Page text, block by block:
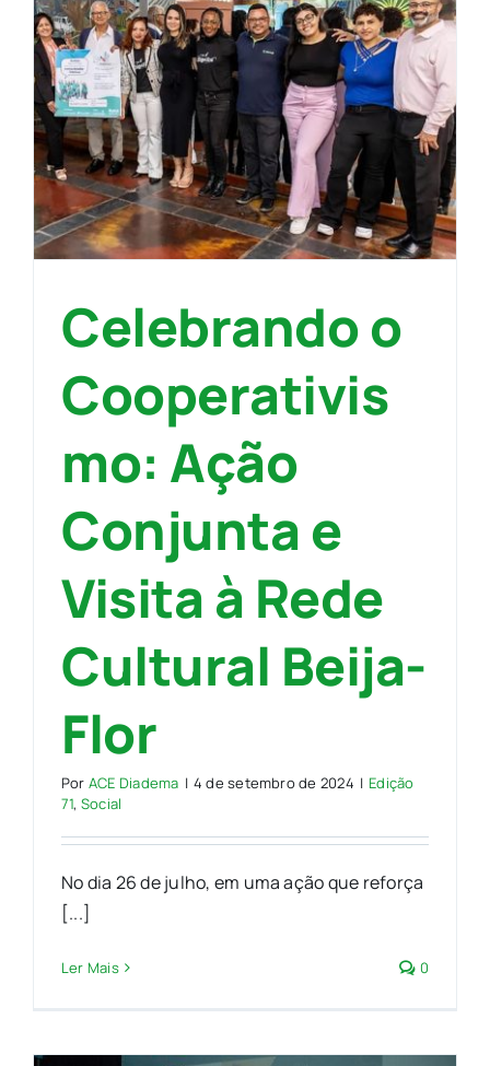
Celebrando o
Cooperativis
mo: Ação
Conjunta e
Visita à Rede
Cultural Beija-
Flor
Por ACE Diadema | 4 de setembro de 2024 | Edição
71, Social
No dia 26 de julho, em uma ação que reforça
[...]
Ler Mais 0